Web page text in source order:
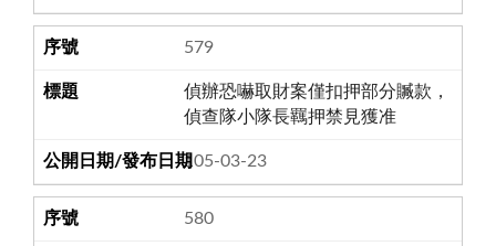
579
偵辦恐嚇取財案僅扣押部分贓款，
偵查隊小隊長羈押禁見獲准
105-03-23
580